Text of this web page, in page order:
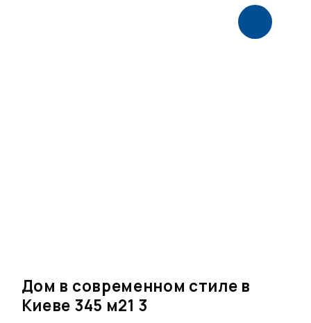
Дом в современном стиле в
Киеве 345 м21 3